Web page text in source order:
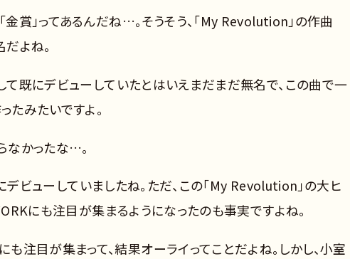
賞」ってあるんだね…。そうそう、「My Revolution」の作曲
よね。
既にデビューしていたとはいえまだまだ無名で、この曲で一
みたいですよ。
なかったな…。
ビューしていましたね。ただ、この「My Revolution」の大ヒ
にも注目が集まるようになったのも事実ですよね。
注目が集まって、結果オーライってことだよね。しかし、小室